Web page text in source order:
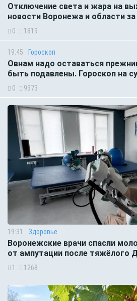
Отключение света и жара на
новости Воронежа и области за
0 1819
19:45 Гороскоп
Овнам надо оставаться
быть подавлены. Гороскоп на
0 9373
19:31 Здоровье
Воронежские врачи спасли
от ампутации после тяжёлого
1 1268